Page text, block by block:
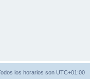
los horarios son UTC+01:00